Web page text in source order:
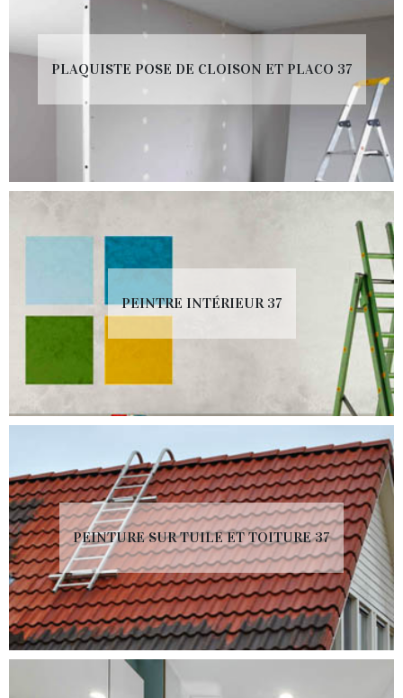
PLAQUISTE POSE DE CLOISON ET PLACO 37
PEINTRE INTÉRIEUR 37
PEINTURE SUR TUILE ET TOITURE 37